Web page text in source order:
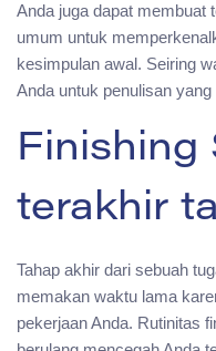
Anda juga dapat membuat
umum untuk
kesimpulan awal. Seiring
Anda untuk penulisan
Finishing
terakhir
Tahap akhir dari sebuah
memakan waktu lama
pekerjaan Anda. Rutinitas